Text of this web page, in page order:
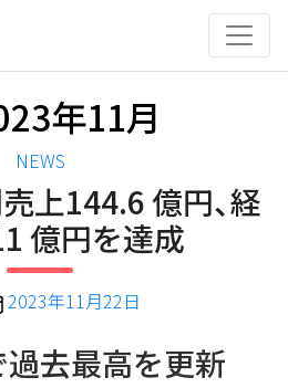
年11月
カ
テ
ゴ
リ
ー
NEWS
上144.6 億円、経
億円を達成
2023年11月22日
去最高を更新